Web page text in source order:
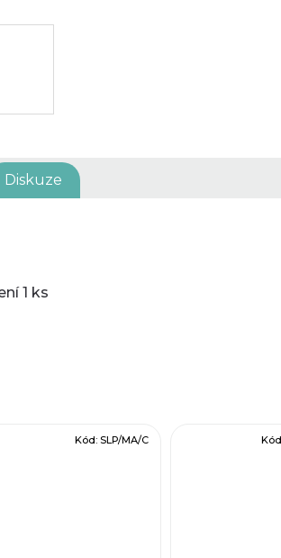
Diskuze
1 ks
Kód: SLP/MA/C